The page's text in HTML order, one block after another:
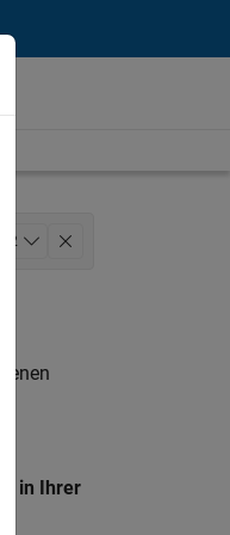
2
in Ihrer